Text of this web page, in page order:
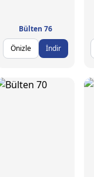
Bülten 76
Önizle
İndir